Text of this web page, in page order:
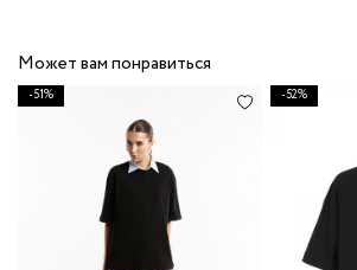
Может вам понравиться
-51% -52%